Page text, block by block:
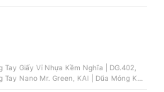
Tay Giấy Vỉ Nhựa Kềm Nghĩa | DG.402,
Tay Nano Mr. Green, KAI | Dũa Móng KAI